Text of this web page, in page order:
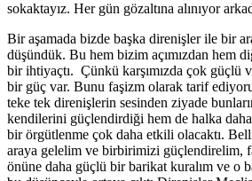
sokaktayız. Her gün gözaltına alınıyor
Bir aşamada bizde başka direnişler ile bir
düşündük. Bu hem bizim açımızdan hem
bir ihtiyaçtı. Çünkü karşımızda çok güçlü
bir güç var. Bunu faşizm olarak tarif
teke tek direnişlerin sesinden ziyade
kendilerini güçlendirdiği hem de halka
bir örgütlenme çok daha etkili olacaktı.
araya gelelim ve birbirimizi güçlendirelim,
önüne daha güçlü bir barikat kuralım ve o